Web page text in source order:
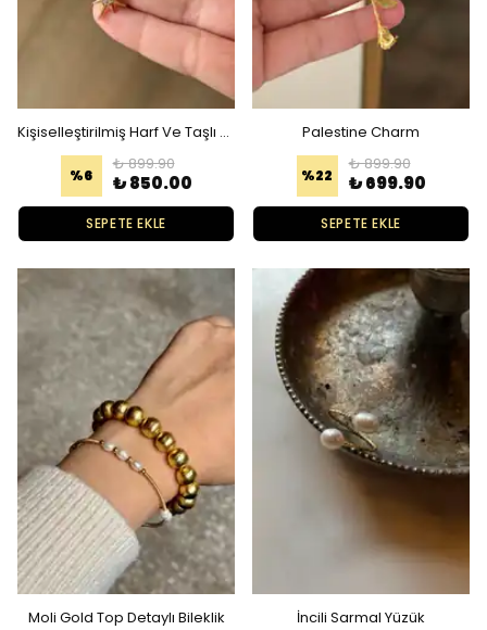
Kişiselleştirilmiş Harf Ve Taşlı Yıldız Charm
%6
₺ 899.90
₺ 850.00
SEPETE EKLE
Palestine Charm
%22
₺ 899.90
₺ 699.90
SEPETE EKLE
Moli Gold Top Detaylı Bileklik İncili Sarmal Yüzük